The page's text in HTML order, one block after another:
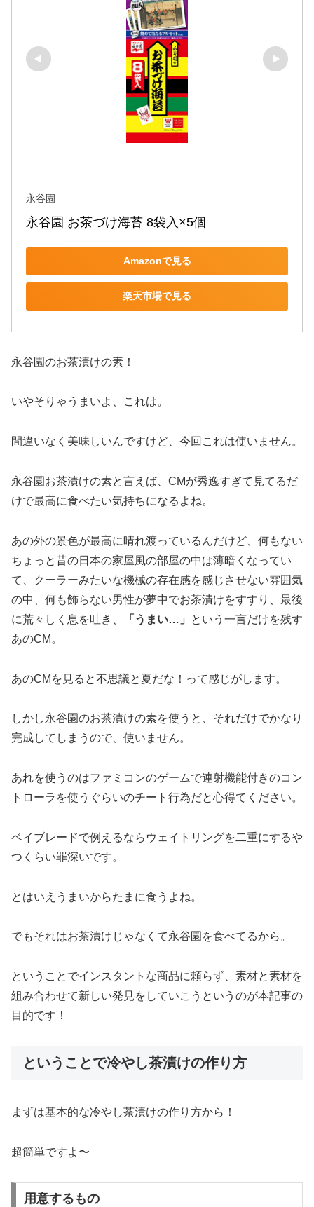
永谷園
永谷園 お茶づけ海苔 8袋入×5個
Amazonで見る
楽天市場で見る
永谷園のお茶漬けの素！
いやそりゃうまいよ、これは。
間違いなく美味しいんですけど、今回これは使いません。
永谷園お茶漬けの素と言えば、CMが秀逸すぎて見てるだ
けで最高に食べたい気持ちになるよね。
あの外の景色が最高に晴れ渡っているんだけど、何もない
ちょっと昔の日本の家屋風の部屋の中は薄暗くなってい
て、クーラーみたいな機械の存在感を感じさせない雰囲気
の中、何も飾らない男性が夢中でお茶漬けをすすり、最後
に荒々しく息を吐き、
「うまい…」
という一言だけを残す
あのCM。
あのCMを見ると不思議と夏だな！って感じがします。
しかし永谷園のお茶漬けの素を使うと、それだけでかなり
完成してしまうので、使いません。
あれを使うのはファミコンのゲームで連射機能付きのコン
トローラを使うぐらいのチート行為だと心得てください。
ベイブレードで例えるならウェイトリングを二重にするや
つくらい罪深いです。
とはいえうまいからたまに食うよね。
でもそれはお茶漬けじゃなくて永谷園を食べてるから。
ということでインスタントな商品に頼らず、素材と素材を
組み合わせて新しい発見をしていこうというのが本記事の
目的です！
ということで冷やし茶漬けの作り方
まずは基本的な冷やし茶漬けの作り方から！
超簡単ですよ〜
用意するもの